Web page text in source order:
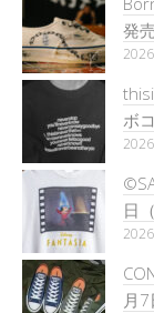
発
ボ
日
月